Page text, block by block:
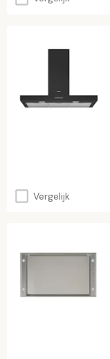
Vergelijk